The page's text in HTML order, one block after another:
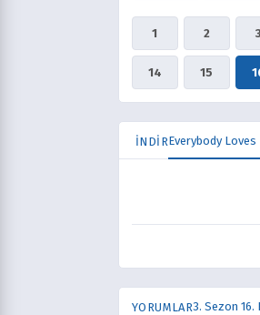
1 2 3
14 15
İNDİREverybody Loves
YORUMLAR3. Sezon 16.